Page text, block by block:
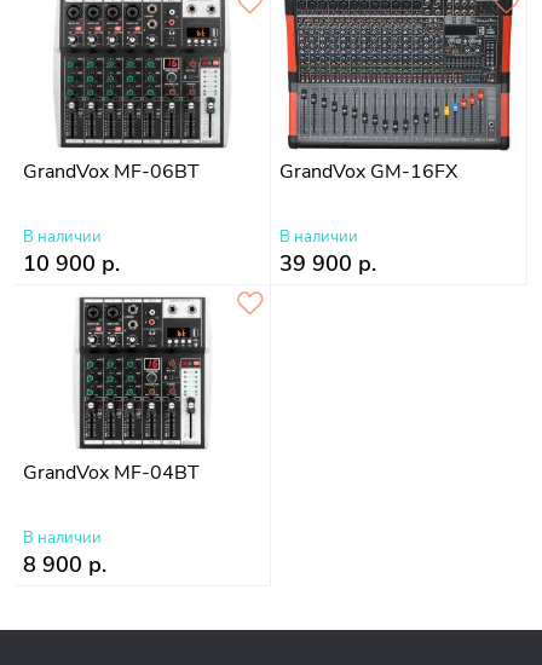
GrandVox MF-06BT
В наличии
10 900 р.
GrandVox GM-16FX
В наличии
39 900 р.
GrandVox MF-04BT
В наличии
8 900 р.